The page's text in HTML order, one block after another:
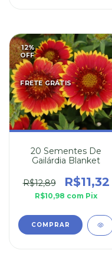
12%
OFF
FRETE GRÁTIS
20 Sementes De
Gailárdia Blanket
R$12,89 R$11,32
R$10,98 com Pix